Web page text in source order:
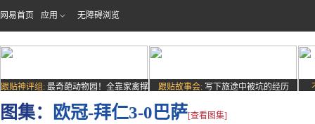
网易首页 应用 无障碍浏览
跟贴神评组: 最奇葩动物园！全靠家禽撑
场子
跟贴故事会: 写下旅途中被坑的经历
图集： 欧冠-拜仁3-0巴萨[查看图集]